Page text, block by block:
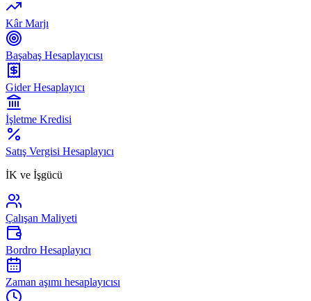
Kâr Marjı
Başabaş Hesaplayıcısı
Gider Hesaplayıcı
İşletme Kredisi
Satış Vergisi Hesaplayıcı
İK ve İşgücü
Çalışan Maliyeti
Bordro Hesaplayıcı
Zaman aşımı hesaplayıcısı